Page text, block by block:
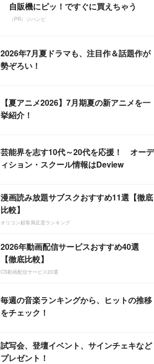
自販機にピッ！ですぐに買えちゃう
（PR）ジハンピ
2026年7月夏ドラマも、注目作＆話題作が
勢ぞろい！
【夏アニメ2026】7月期夏の新アニメを一
挙紹介！
芸能界を志す10代～20代を応援！ オーデ
ィション・スクール情報はDeview
漫画読み放題サブスクおすすめ11選【徹底
比較】
オリコン顧客満足度ランキング
2026年動画配信サービスおすすめ40選
【徹底比較】
CS動画配信サービス20選
毎週の音楽ランキングから、ヒットの推移
をチェック！
試写会、登壇イベント、サインチェキなど
プレゼント！